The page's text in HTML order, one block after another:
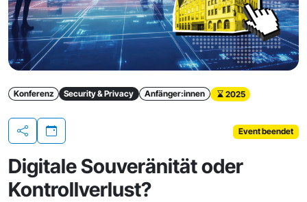
Konferenz Security & Privacy Anfänger:innen 2025
Teilen
Event beendet
Digitale Souveränität oder
Kontrollverlust?